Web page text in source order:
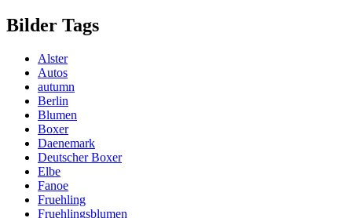
Bilder Tags
Alster
Autos
autumn
Berlin
Blumen
Boxer
Daenemark
Deutscher Boxer
Elbe
Fanoe
Fruehling
Fruehlingsblumen